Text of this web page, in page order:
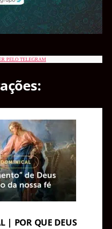
PELO TELEGRAM
| POR QUE DEUS